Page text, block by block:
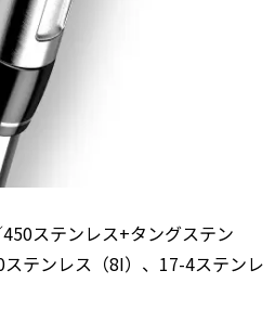
ステンレス+タングステン
ステンレス（8I）、17-4ステンレ